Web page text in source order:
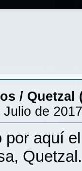
/ Quetzal
Julio de
por aquí